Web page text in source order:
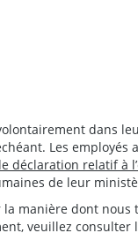
dans
Les
déclaration relatif à
de leur
manière dont nous
veuillez consulter